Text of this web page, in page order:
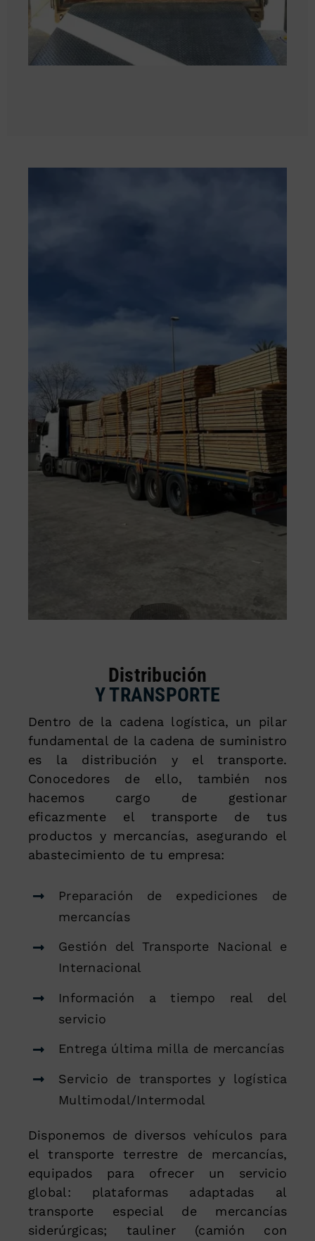
Distribución
Y TRANSPORTE
Dentro de la cadena logística, un pilar
fundamental de la cadena de suministro
es la distribución y el transporte.
Conocedores de ello, también nos
hacemos cargo de gestionar
eficazmente el transporte de tus
productos y mercancías, asegurando el
abastecimiento de tu empresa:
Preparación de expediciones de
mercancías
Gestión del Transporte Nacional e
Internacional
Información a tiempo real del
servicio
Entrega última milla de mercancías
Servicio de transportes y logística
Multimodal/Intermodal
Disponemos de diversos vehículos para
el transporte terrestre de mercancías,
equipados para ofrecer un servicio
global: plataformas adaptadas al
transporte especial de mercancías
siderúrgicas; tauliner (camión con